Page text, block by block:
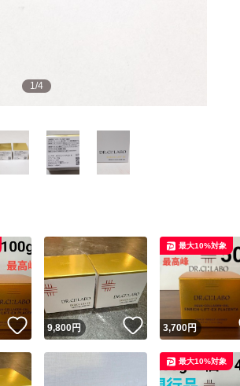
1/4
いいね！
9,800円 いいね！
3,700円
最大10%対象
最大10%対象